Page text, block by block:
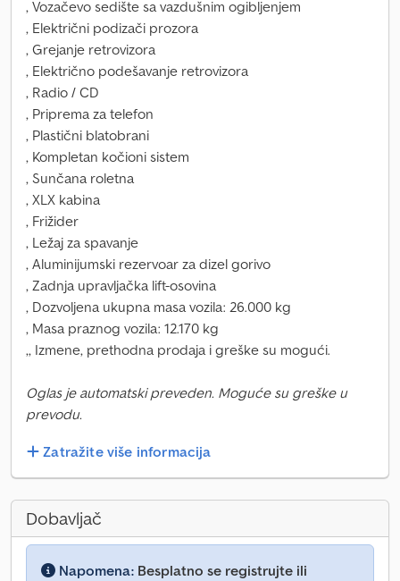
, Vozačevo sedište sa vazdušnim ogibljenjem
, Električni podizači prozora
, Grejanje retrovizora
, Električno podešavanje retrovizora
, Radio / CD
, Priprema za telefon
, Plastični blatobrani
, Kompletan kočioni sistem
, Sunčana roletna
, XLX kabina
, Frižider
, Ležaj za spavanje
, Aluminijumski rezervoar za dizel gorivo
, Zadnja upravljačka lift-osovina
, Dozvoljena ukupna masa vozila: 26.000 kg
, Masa praznog vozila: 12.170 kg
,, Izmene, prethodna prodaja i greške su mogući.
Oglas je automatski preveden. Moguće su greške u
prevodu.
Zatražite više informacija
Dobavljač
Napomena: Besplatno se registrujte ili